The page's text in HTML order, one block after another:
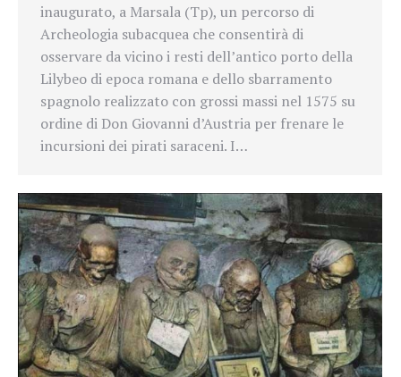
inaugurato, a Marsala (Tp), un percorso di
Archeologia subacquea che consentirà di
osservare da vicino i resti dell’antico porto della
Lilybeo di epoca romana e dello sbarramento
spagnolo realizzato con grossi massi nel 1575 su
ordine di Don Giovanni d’Austria per frenare le
incursioni dei pirati saraceni. I…